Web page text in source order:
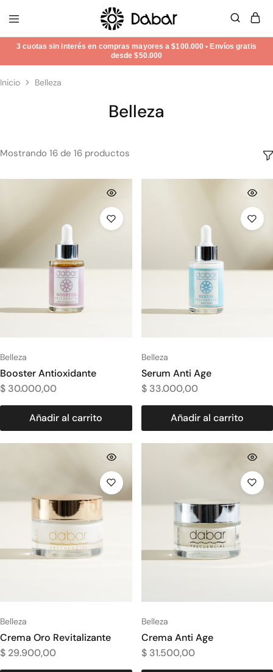
Dabar
Frecuencial
Una
Nueva
en
Inicio Belleza
Belleza
Mostrando 16 de 16 productos
Belleza
Booster Antioxidante
$ 30.000,00
Añadir al carrito
Belleza
Serum Anti Age
$33.000,00
Añadir al carrito
Belleza
Crema Oro Revitalizante
$ 29.900,00
Belleza
Crema Anti Age
$31.500,00